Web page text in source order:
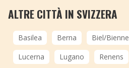
ALTRE CITTÀ IN SVIZZERA
Basilea Berna Biel/Bienne
Lucerna
Lugano Renens